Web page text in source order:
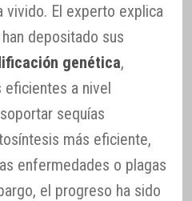
vivido. El experto explica
depositado sus
genética,
eficientes a nivel
sequías
más eficiente,
enfermedades o plagas
el progreso ha sido